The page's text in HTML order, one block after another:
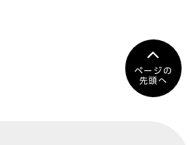
ページの
先頭へ